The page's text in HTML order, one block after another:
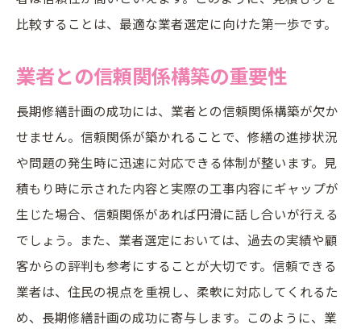
比較することは、最適な業者選定に向けた第一歩です。
業者との信頼関係構築の重要性
長期修繕計画の成功には、業者との信頼関係構築が欠か
せません。信頼関係が築かれることで、修繕の進捗状況
や問題の発生時に迅速に対応できる体制が整います。見
積もり時に示された内容と実際の工事内容にギャップが
生じた場合、信頼関係があれば円滑に話し合いが行える
でしょう。また、業者選定においては、過去の実績や顧
客からの評判も参考にすることが大切です。信頼できる
業者は、住民の視点を重視し、柔軟に対応してくれるた
め、長期修繕計画の成功に寄与します。このように、業